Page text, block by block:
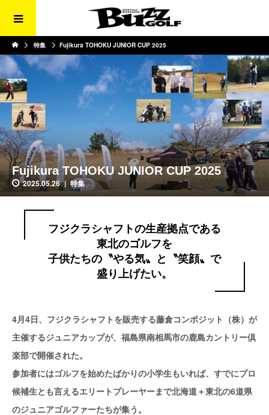
特集 Fujikura TOHOKU JUNIOR CUP 2025
Fujikura TOHOKU JUNIOR CUP 2025
2025.05.26 特集
フジクラシャフトの生産拠点である
東北のゴルフを
子供たちの〝やる気〟と〝笑顔〟で
盛り上げたい。
4月4日、フジクラシャフトを販売する藤倉コンポジット（株）が
主催するジュニアカップが、福島県南相馬市の鹿島カントリー倶
楽部で開催された。
参加者にはゴルフを始めたばかりの小学生もいれば、すでにプロ
候補生とも言えるエリートプレーヤーまで北海道＋東北の6道県
のジュニアゴルファーたちが集う。